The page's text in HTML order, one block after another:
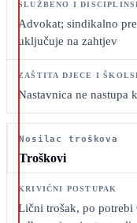
Advokat; sindikalno
uključuje na zahtjev
Nastavnica ne nastupa
Nosilac troškova
Troškovi
Lični trošak, po